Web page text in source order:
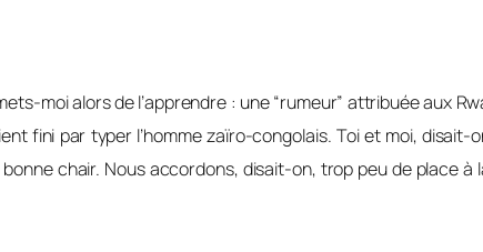
moi alors de l’apprendre : une “rumeur” attribuée aux
fini par typer l’homme zaïro-congolais. Toi et moi,
chair. Nous accordons, disait-on, trop peu de place